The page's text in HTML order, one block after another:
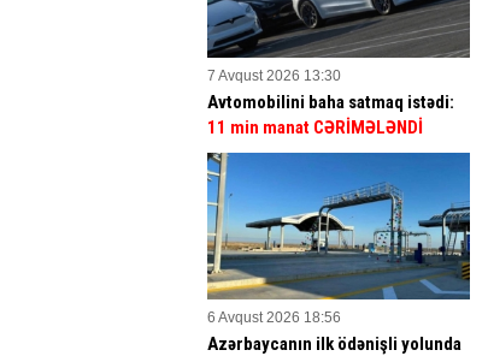
7 Avqust 2026 13:30
Avtomobilini baha satmaq istədi:
11 min manat CƏRİMƏLƏNDİ
6 Avqust 2026 18:56
Azərbaycanın ilk ödənişli yolunda